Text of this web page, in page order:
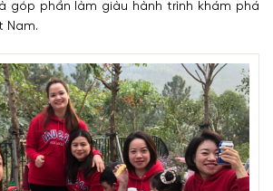
góp phần làm giàu hành trình khám phá
Nam.